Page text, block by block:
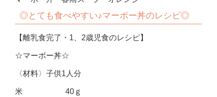
◎ とても食べやすい♪マーボー丼のレシピ◎
【離乳食完了・1、2歳児食のレシピ】
☆マーボー丼☆
〈材料〉子供1人分
米 40ｇ